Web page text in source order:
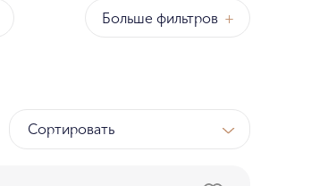
Больше фильтров +
Сортировать